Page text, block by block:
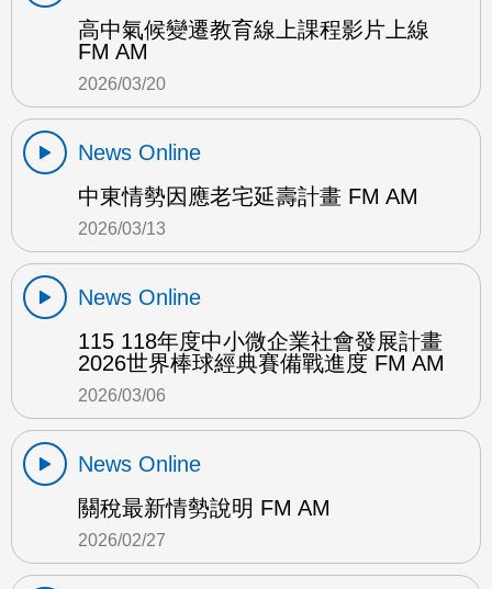
高中氣候變遷教育線上課程影片上線
FM AM
2026/03/20
News Online
中東情勢因應老宅延壽計畫 FM AM
2026/03/13
News Online
115 118年度中小微企業社會發展計畫
2026世界棒球經典賽備戰進度 FM AM
2026/03/06
News Online
關稅最新情勢說明 FM AM
2026/02/27